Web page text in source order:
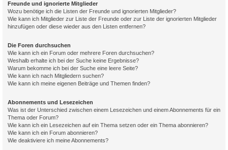
Freunde und ignorierte Mitglieder
Wozu benötige ich die Listen der Freunde und ignorierten Mitglieder?
Wie kann ich Mitglieder zur Liste der Freunde oder zur Liste der ignorierten Mitglieder
hinzufügen oder diese wieder aus den Listen entfernen?
Die Foren durchsuchen
Wie kann ich ein Forum oder mehrere Foren durchsuchen?
Weshalb erhalte ich bei der Suche keine Ergebnisse?
Warum bekomme ich bei der Suche eine leere Seite?
Wie kann ich nach Mitgliedern suchen?
Wie kann ich meine eigenen Beiträge und Themen finden?
Abonnements und Lesezeichen
Was ist der Unterschied zwischen einem Lesezeichen und einem Abonnements für ein
Thema oder Forum?
Wie kann ich ein Lesezeichen auf ein Thema setzen oder ein Thema abonnieren?
Wie kann ich ein Forum abonnieren?
Wie deaktiviere ich meine Abonnements?